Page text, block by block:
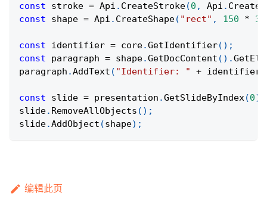
const stroke = Api . CreateStroke(0 , Api .
const shape = Api . CreateShape( "rect" , 150 *
const identifier = core.GetIdentifier( ) ;
const paragraph = shape.GetDocContent ( ) .
paragraph .AddText ( "Identifier: " + identifier
const slide = presentation .GetSlideByIndex(0)
slide. RemoveAllObjects ( ) ;
slide.AddObject (shape) ;
编辑此页